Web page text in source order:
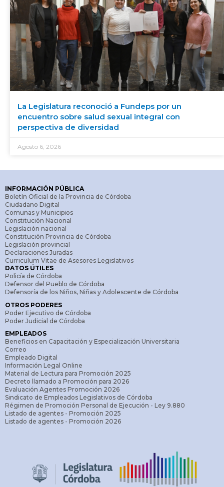
La Legislatura reconoció a Fundeps por un
encuentro sobre salud sexual integral con
perspectiva de diversidad
Agosto 6, 2026
INFORMACIÓN PÚBLICA
Boletín Oficial de la Provincia de Córdoba
Ciudadano Digital
Comunas y Municipios
Constitución Nacional
Legislación nacional
Constitución Provincia de Córdoba
Legislación provincial
Declaraciones Juradas
Curriculum Vitae de Asesores Legislativos
DATOS ÚTILES
Policía de Córdoba
Defensor del Pueblo de Córdoba
Defensoría de los Niños, Niñas y Adolescente de Córdoba
OTROS PODERES
Poder Ejecutivo de Córdoba
Poder Judicial de Córdoba
EMPLEADOS
Beneficios en Capacitación y Especialización Universitaria
Correo
Empleado Digital
Información Legal Online
Material de Lectura para Promoción 2025
Decreto llamado a Promoción para 2026
Evaluación Agentes Promoción 2026
Sindicato de Empleados Legislativos de Córdoba
Régimen de Promoción Personal de Ejecución - Ley 9.880
Listado de agentes - Promoción 2025
Listado de agentes - Promoción 2026